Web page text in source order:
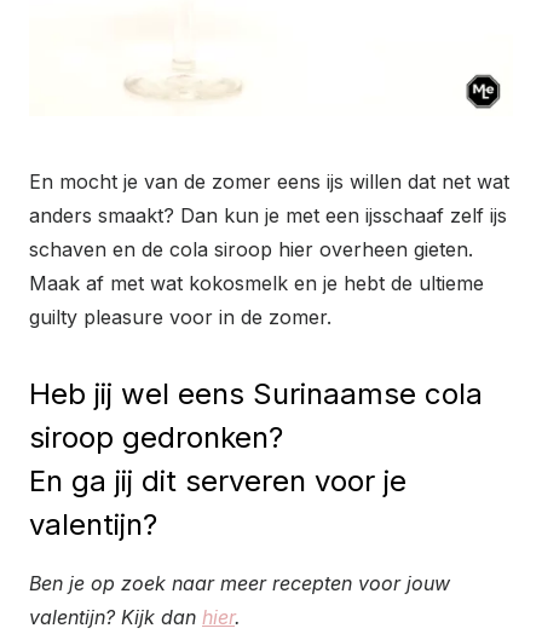
En mocht je van de zomer eens ijs willen dat net wat
anders smaakt? Dan kun je met een ijsschaaf zelf ijs
schaven en de cola siroop hier overheen gieten.
Maak af met wat kokosmelk en je hebt de ultieme
guilty pleasure voor in de zomer.
Heb jij wel eens Surinaamse cola
siroop gedronken?
En ga jij dit serveren voor je
valentijn?
Ben je op zoek naar meer recepten voor jouw
valentijn? Kijk dan hier.